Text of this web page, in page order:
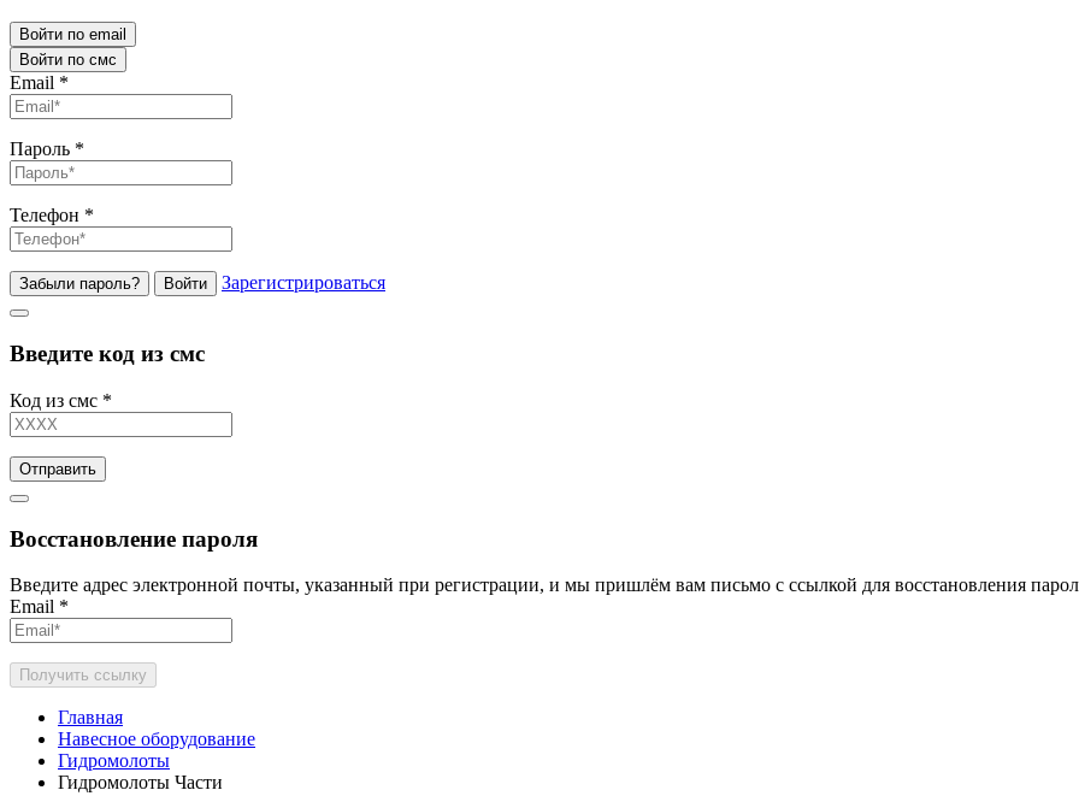
Войти по email
Войти по смс
Email *
Пароль *
Телефон *
Забыли пароль? Войти Зарегистрироваться
Введите код из смс
Код из смс *
Отправить
Восстановление пароля
Введите адрес электронной почты, указанный при регистрации, и мы пришлём вам письмо с ссылкой для восстановления
Email *
Получить ссылку
Главная
Навесное оборудование
Гидромолоты
Гидромолоты Части